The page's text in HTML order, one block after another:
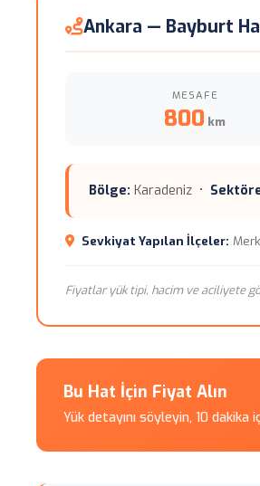
Ankara — Bayburt
MESAFE
800 km
Bölge: Karadeniz •
Sevkiyat Yapılan İlçeler:
Fiyatlar yük tipi, hacim ve aciliyete
Bu Hat İçin Fiyat Alın
Yük detayını söyleyin, 10